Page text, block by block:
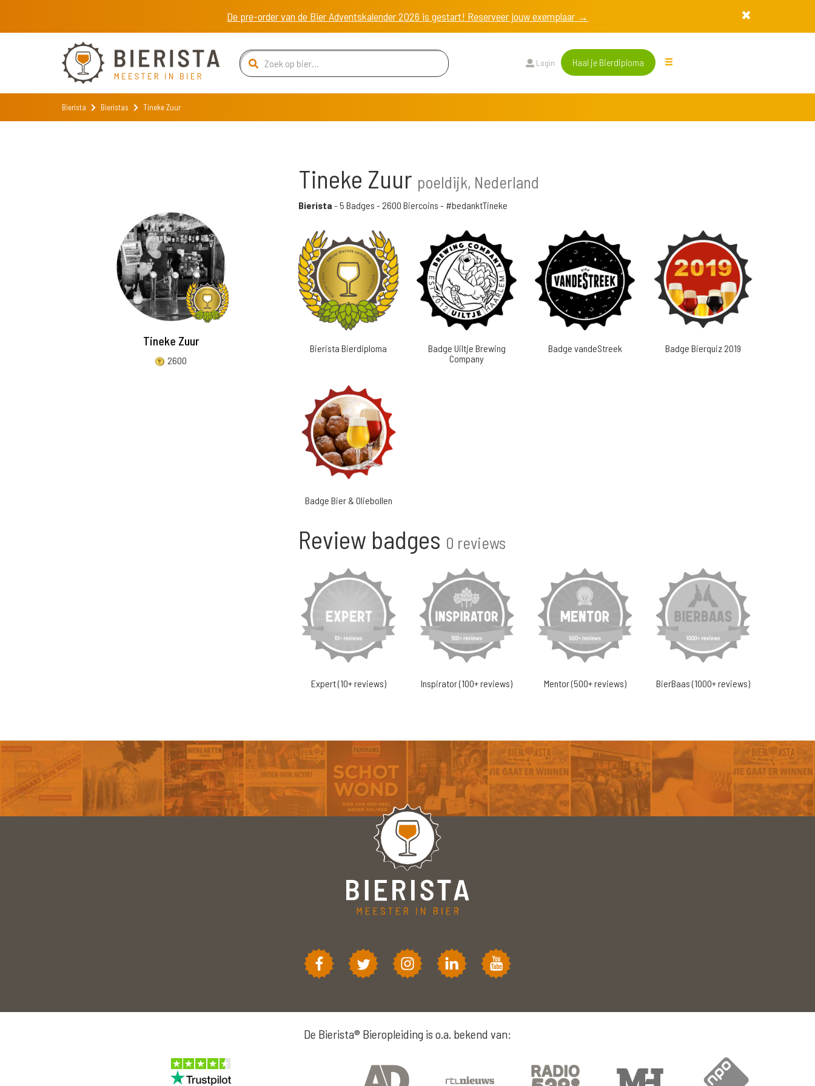
De pre-order van de Bier Adventskalender 2026 is gestart! Reserveer jouw exemplaar →
Login Haal je Bierdiploma
Bierista Bieristas Tineke Zuur
Tineke Zuur
2600
Tineke Zuur poeldijk, Nederland
Bierista - 5 Badges - 2600 Biercoins - #bedanktTineke
Bierista Bierdiploma
Badge Uiltje Brewing
Company
Badge vandeStreek Badge Bierquiz 2019
Badge Bier & Oliebollen
Review badges 0 reviews
Expert (10+ reviews) Inspirator (100+ reviews) Mentor (500+ reviews) BierBaas (1000+ reviews)
De Bierista® Bieropleiding is o.a. bekend van: